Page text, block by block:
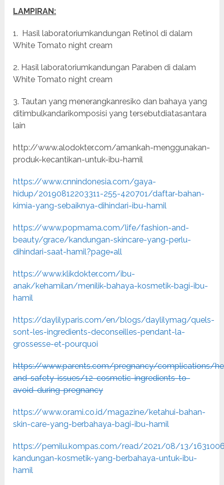
LAMPIRAN:
1. Hasil laboratoriumkandungan Retinol di dalam
White Tomato night cream
2. Hasil laboratoriumkandungan Paraben di dalam
White Tomato night cream
3. Tautan yang menerangkanresiko dan bahaya yang
ditimbulkandarikomposisi yang tersebutdiatasantara
lain
http://www.alodokter.com/amankah-menggunakan-
produk-kecantikan-untuk-ibu-hamil
https://www.cnnindonesia.com/gaya-
hidup/20190812203311-255-420701/daftar-bahan-
kimia-yang-sebaiknya-dihindari-ibu-hamil
https://www.popmama.com/life/fashion-and-
beauty/grace/kandungan-skincare-yang-perlu-
dihindari-saat-hamil?page=all
https://www.klikdokter.com/ibu-
anak/kehamilan/menilik-bahaya-kosmetik-bagi-ibu-
hamil
https://daylilyparis.com/en/blogs/daylilymag/quels-
sont-les-ingredients-deconseilles-pendant-la-
grossesse-et-pourquoi
https://www.parents.com/pregnancy/complications/
and-safety-issues/12-cosmetic-ingredients-to-
avoid-during-pregnancy
https://www.orami.co.id/magazine/ketahui-bahan-
skin-care-yang-berbahaya-bagi-ibu-hamil
https://pemilu.kompas.com/read/2021/08/13/
kandungan-kosmetik-yang-berbahaya-untuk-ibu-
hamil